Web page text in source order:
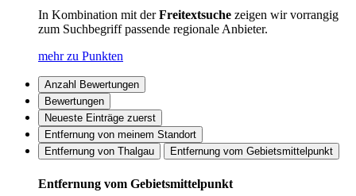
In Kombination mit derFreitextsuche zeigen wir vorrangig
zum Suchbegriff passende regionale Anbieter.
mehr zu Punkten
Anzahl Bewertungen
Bewertungen
Neueste Einträge zuerst
Entfernung von meinem Standort
Entfernung von Thalgau
Entfernung vom Gebietsmittelpunkt
Entfernung vom Gebietsmittelpunkt